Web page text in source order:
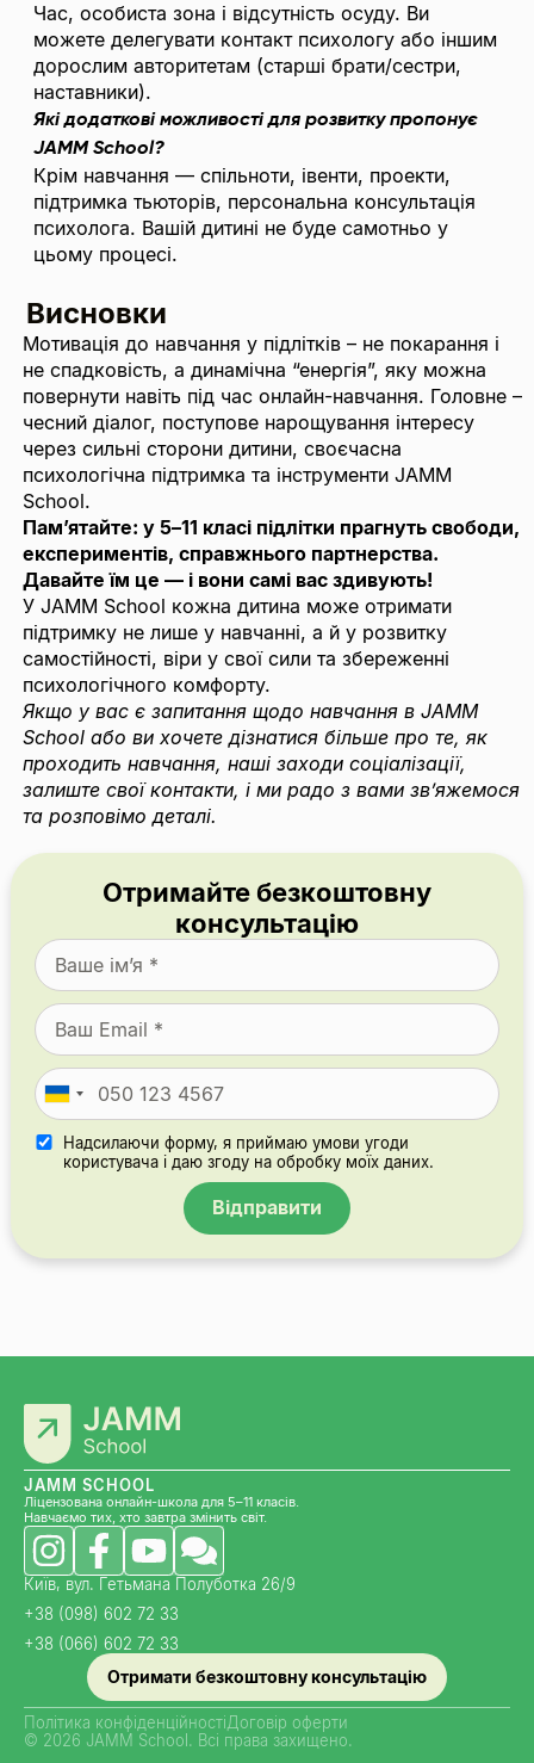
Час, особиста зона і відсутність осуду. Ви
можете делегувати контакт психологу або іншим
дорослим авторитетам (старші брати/сестри,
наставники).
Які додаткові можливості для розвитку пропонує
JAMM School?
Крім навчання — спільноти, івенти, проекти,
підтримка тьюторів, персональна консультація
психолога. Вашій дитині не буде самотньо у
цьому процесі.
Висновки
Мотивація до навчання у підлітків – не покарання і
не спадковість, а динамічна “енергія”, яку можна
повернути навіть під час онлайн-навчання. Головне –
чесний діалог, поступове нарощування інтересу
через сильні сторони дитини, своєчасна
психологічна підтримка та інструменти JAMM
School.
Пам’ятайте: у 5–11 класі підлітки прагнуть свободи,
експериментів, справжнього партнерства.
Давайте їм це — і вони самі вас здивують!
У JAMM School кожна дитина може отримати
підтримку не лише у навчанні, а й у розвитку
самостійності, віри у свої сили та збереженні
психологічного комфорту.
Якщо у вас є запитання щодо навчання в JAMM
School або ви хочете дізнатися більше про те, як
проходить навчання, наші заходи соціалізації,
залиште свої контакти, і ми радо з вами зв’яжемося
та розповімо деталі.
Отримайте безкоштовну
консультацію
Ukraine
+380
Надсилаючи форму, я приймаю умови угоди
користувача і даю згоду на обробку моїх даних.
Відправити
JAMM SCHOOL
Ліцензована онлайн-школа для 5–11 класів.
Навчаємо тих, хто завтра змінить світ.
Київ, вул. Гетьмана Полуботка 26/9
+38 (098) 602 72 33
+38 (066) 602 72 33
Отримати безкоштовну консультацію
© 2026 JAMM School. Всі права захищено.
Політика конфіденційностіДоговір оферти